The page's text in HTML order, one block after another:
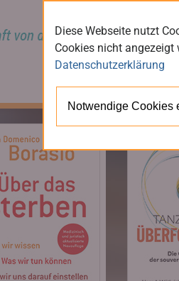
Diese Webseite nutzt
Cookies nicht angezeigt
Datenschutzerklärung
Notwendige Cookies